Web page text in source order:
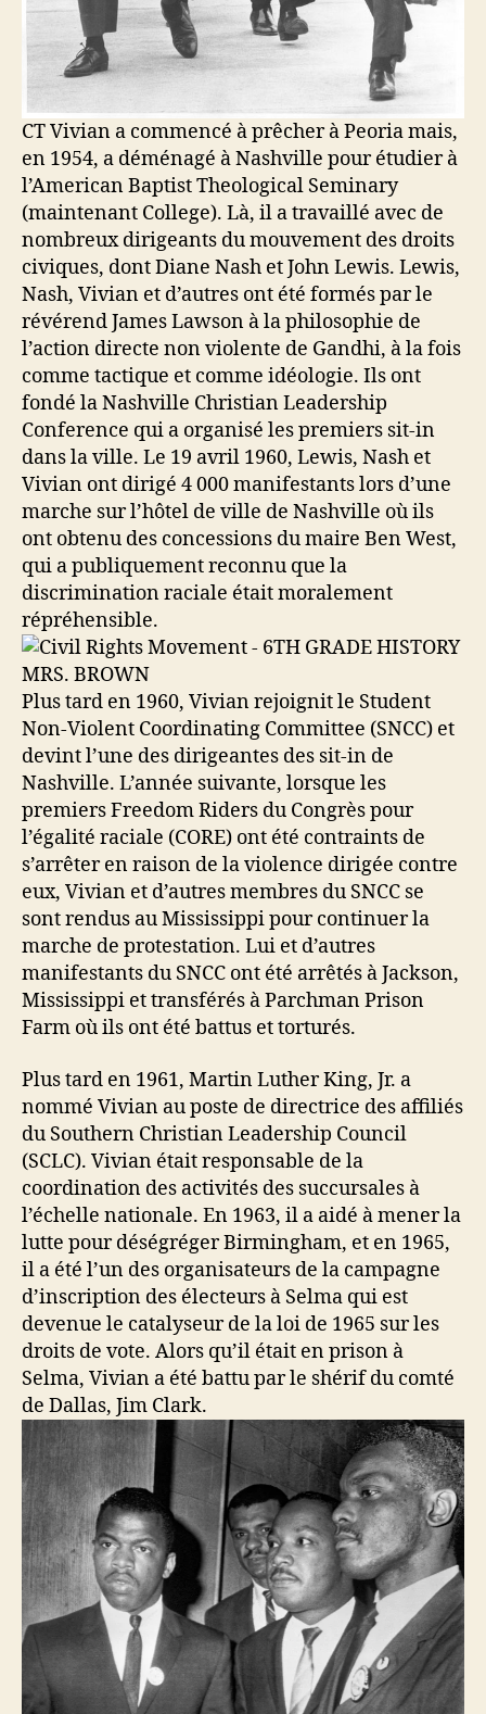
CT Vivian a commencé à prêcher à Peoria mais,
en 1954, a déménagé à Nashville pour étudier à
l’American Baptist Theological Seminary
(maintenant College). Là, il a travaillé avec de
nombreux dirigeants du mouvement des droits
civiques, dont Diane Nash et John Lewis. Lewis,
Nash, Vivian et d’autres ont été formés par le
révérend James Lawson à la philosophie de
l’action directe non violente de Gandhi, à la fois
comme tactique et comme idéologie. Ils ont
fondé la Nashville Christian Leadership
Conference qui a organisé les premiers sit-in
dans la ville. Le 19 avril 1960, Lewis, Nash et
Vivian ont dirigé 4 000 manifestants lors d’une
marche sur l’hôtel de ville de Nashville où ils
ont obtenu des concessions du maire Ben West,
qui a publiquement reconnu que la
discrimination raciale était moralement
répréhensible.
Plus tard en 1960, Vivian rejoignit le Student
Non-Violent Coordinating Committee (SNCC) et
devint l’une des dirigeantes des sit-in de
Nashville. L’année suivante, lorsque les
premiers Freedom Riders du Congrès pour
l’égalité raciale (CORE) ont été contraints de
s’arrêter en raison de la violence dirigée contre
eux, Vivian et d’autres membres du SNCC se
sont rendus au Mississippi pour continuer la
marche de protestation. Lui et d’autres
manifestants du SNCC ont été arrêtés à Jackson,
Mississippi et transférés à Parchman Prison
Farm où ils ont été battus et torturés.
Plus tard en 1961, Martin Luther King, Jr. a
nommé Vivian au poste de directrice des affiliés
du Southern Christian Leadership Council
(SCLC). Vivian était responsable de la
coordination des activités des succursales à
l’échelle nationale. En 1963, il a aidé à mener la
lutte pour déségréger Birmingham, et en 1965,
il a été l’un des organisateurs de la campagne
d’inscription des électeurs à Selma qui est
devenue le catalyseur de la loi de 1965 sur les
droits de vote. Alors qu’il était en prison à
Selma, Vivian a été battu par le shérif du comté
de Dallas, Jim Clark.